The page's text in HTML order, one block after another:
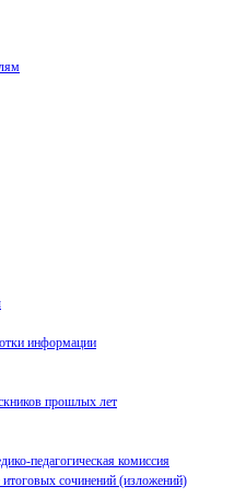
информации
прошлых лет
педагогическая комиссия
сочинений (изложений)